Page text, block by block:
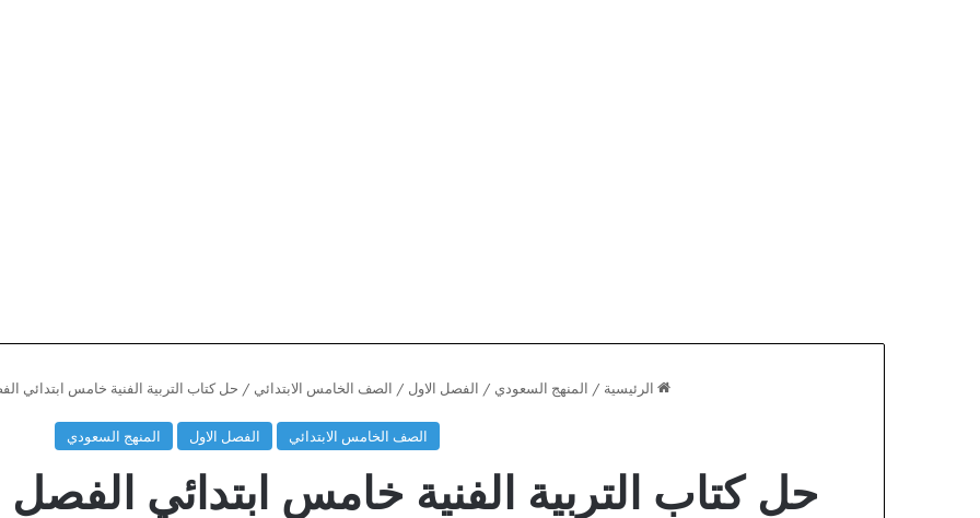
الرئيسية / المنهج السعودي / الفصل الاول / الصف الخامس الابتدائي / حل كتاب التربية الفنية خامس ابتدائي الفصل الاول 1446
الصف الخامس الابتدائي الفصل الاول المنهج السعودي